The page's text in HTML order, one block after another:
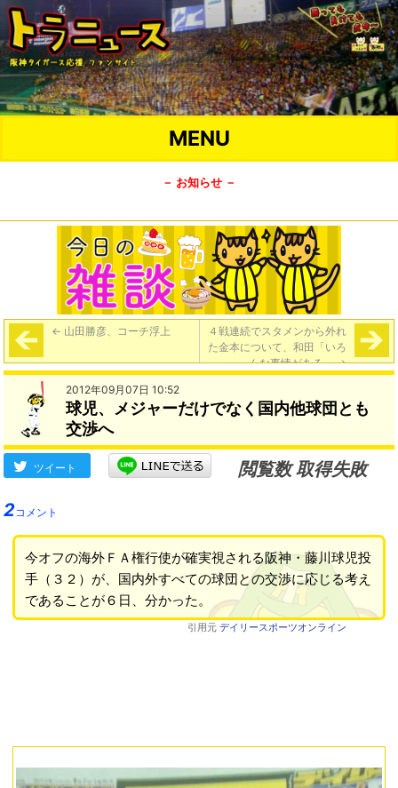
MENU
－ お知らせ －
← 山田勝彦、コーチ浮上
４戦連続でスタメンから外れ
た金本について、和田「いろ
んな事情がある」→
2012年09月07日 10:52
球児、メジャーだけでなく国内他球団とも
交渉へ
ツイート
閲覧数 取得失敗
2コメント
今オフの海外ＦＡ権行使が確実視される阪神・藤川球児投
手（３２）が、国内外すべての球団との交渉に応じる考え
であることが６日、分かった。
引用元 デイリースポーツオンライン